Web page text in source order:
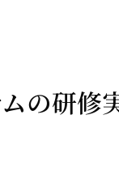
の研修